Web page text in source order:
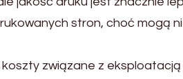
stron, choć mogą
związane z eksploatacją